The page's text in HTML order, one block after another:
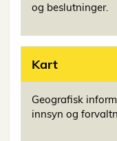
og beslutninger.
Kart
Geografisk
innsyn og